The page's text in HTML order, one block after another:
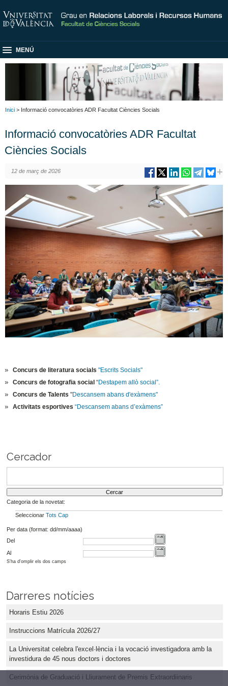
MENÚ
Inici > Informació convocatòries ADR Facultat Ciències Socials
Informació convocatòries ADR Facultat
Ciències Socials
12 de març de 2026
Concurs de literatura socials "Escrits Socials"
Concurs de fotografia social “Destapem allò social”.
Concurs de Talents "Descansem abans d'exàmens"
Activitats esportives “Descansem abans d’exàmens”
Cercador
Categoria de la novetat:
Seleccionar Tots Cap
Per data (format: dd/mm/aaaa)
Del
Al
S'ha d'omplir els dos camps
Darreres notícies
Horaris Estiu 2026
Instruccions Matrícula 2026/27
La Universitat celebra l'excel·lència i la vocació investigadora amb la
investidura de 45 nous doctors i doctores
Cerimònia de Graduació i Lliurament de Premis Extraordiinaris